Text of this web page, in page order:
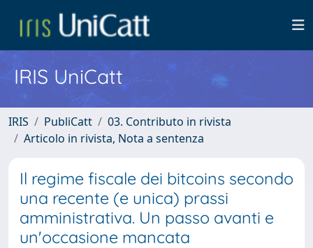
IRIS UniCatt
IRIS PubliCatt
03. Contributo in rivista
Articolo in rivista, Nota a sentenza
Il regime fiscale dei bitcoins secondo
una recente (e unica) prassi
amministrativa. Un passo avanti e
un'occasione mancata